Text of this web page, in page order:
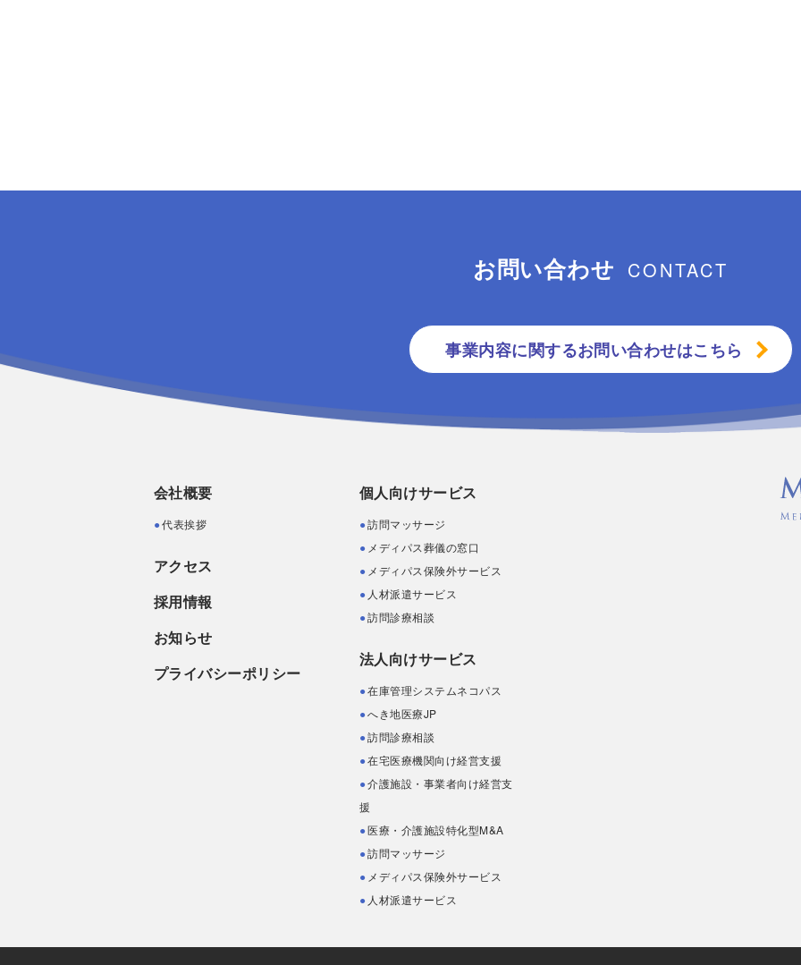
お問い合わせ CONTACT
事業内容に関するお問い合わせはこちら
会社概要
代表挨拶
アクセス
採用情報
お知らせ
プライバシーポリシー
個人向けサービス
訪問マッサージ
メディパス葬儀の窓口
メディパス保険外サービス
人材派遣サービス
訪問診療相談
法人向けサービス
在庫管理システムネコパス
へき地医療JP
訪問診療相談
在宅医療機関向け経営支援
介護施設・事業者向け経営支
援
医療・介護施設特化型M&A
訪問マッサージ
メディパス保険外サービス
人材派遣サービス